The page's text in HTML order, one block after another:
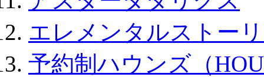
エレメンタルストー
予約制ハウンズ（